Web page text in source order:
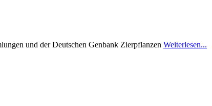
und der Deutschen Genbank Zierpflanzen Weiterlesen...